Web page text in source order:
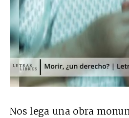
Nos lega una obra